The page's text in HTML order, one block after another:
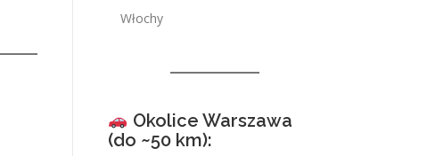
Włochy
Okolice Warszawa
(do ~50 km):